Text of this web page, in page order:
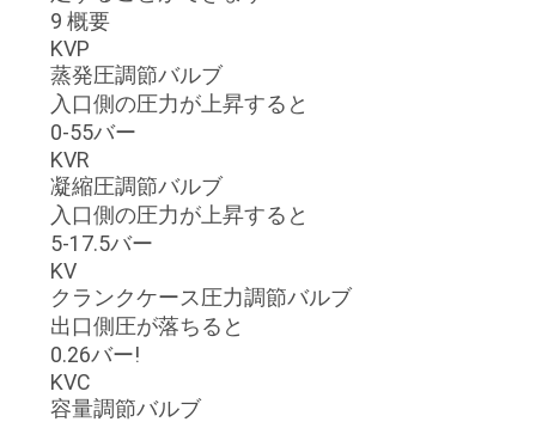
9 概要
KVP
蒸発圧調節バルブ
入口側の圧力が上昇すると
0-55バー
KVR
凝縮圧調節バルブ
入口側の圧力が上昇すると
5-17.5バー
KV
クランクケース圧力調節バルブ
出口側圧が落ちると
0.26バー!
KVC
容量調節バルブ